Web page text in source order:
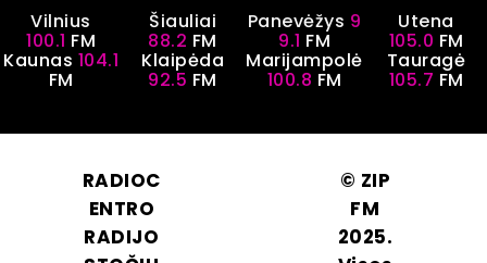
Vilnius
100.1 FM
Kaunas 104.1
FM
Šiauliai
88.2 FM
Klaipėda
92.5 FM
Panevėžys 9
9.1 FM
Marijampolė
100.8 FM
Utena
105.0 FM
Tauragė
105.7 FM
RADIOC
ENTRO
RADIJO
© ZIP
FM
2025.